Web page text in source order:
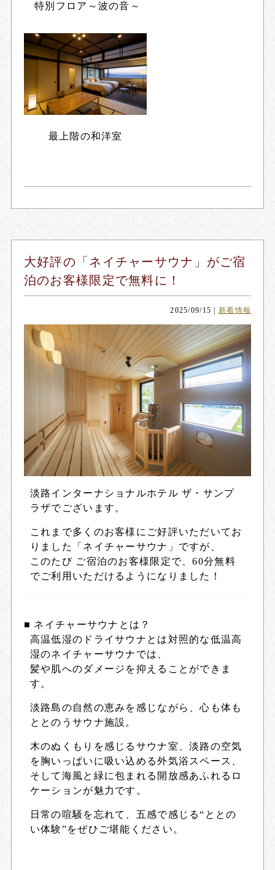
特別フロア～波の音～
最上階の和洋室
大好評の「ネイチャーサウナ」がご宿
泊のお客様限定で無料に！
2025/09/15 新着情報
淡路インターナショナルホテル ザ・サンプ
ラザでございます。
これまで多くのお客様にご好評いただいてお
りました「ネイチャーサウナ」ですが、
このたび ご宿泊のお客様限定で、60分無料
でご利用いただけるようになりました！
■ ネイチャーサウナとは？
高温低湿のドライサウナとは対照的な低温高
湿のネイチャーサウナでは、
髪や肌へのダメージを抑えることができま
す。
淡路島の自然の恵みを感じながら、心も体も
ととのうサウナ施設。
木のぬくもりを感じるサウナ室、淡路の空気
を胸いっぱいに吸い込める外気浴スペース、
そして海風と緑に包まれる開放感あふれるロ
ケーションが魅力です。
日常の喧騒を忘れて、五感で感じる“ととの
い体験”をぜひご堪能ください。